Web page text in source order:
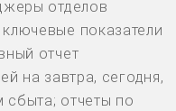
отделов
показатели
отчет
на завтра, сегодня,
сбыта; отчеты по